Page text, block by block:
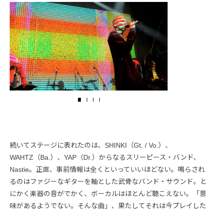
続いてステージに表れたのは、SHINKI（Gt. / Vo.）、
WAHTZ（Ba.）、YAP（Dr.）からなるスリーピース・バンド、
Nastie。正直、事前情報は全くといっていいほどない。鳴らされ
るのはファジーなギターを軸とした武骨なバンド・サウンド。と
にかく楽器の音がでかく、ボーカルはほとんど聴こえない。「意
味があるようでない。そんな曲」、果たしてそれは今プレイした